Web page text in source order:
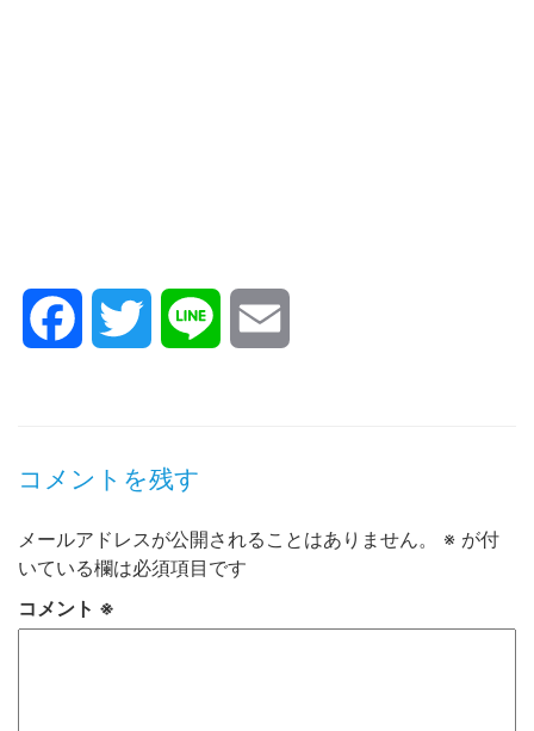
FacebookTwitter Line
コメントを残す
メールアドレスが公開されることはありません。 ※ が付
いている欄は必須項目です
コメント ※